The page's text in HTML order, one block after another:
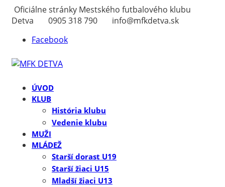
Oficiálne stránky Mestského futbalového klubu
Detva
0905 318 790
info@mfkdetva.sk
Facebook
ÚVOD
KLUB
História klubu
Vedenie klubu
MUŽI
MLÁDEŽ
Starší dorast U19
Starší žiaci U15
Mladší žiaci U13